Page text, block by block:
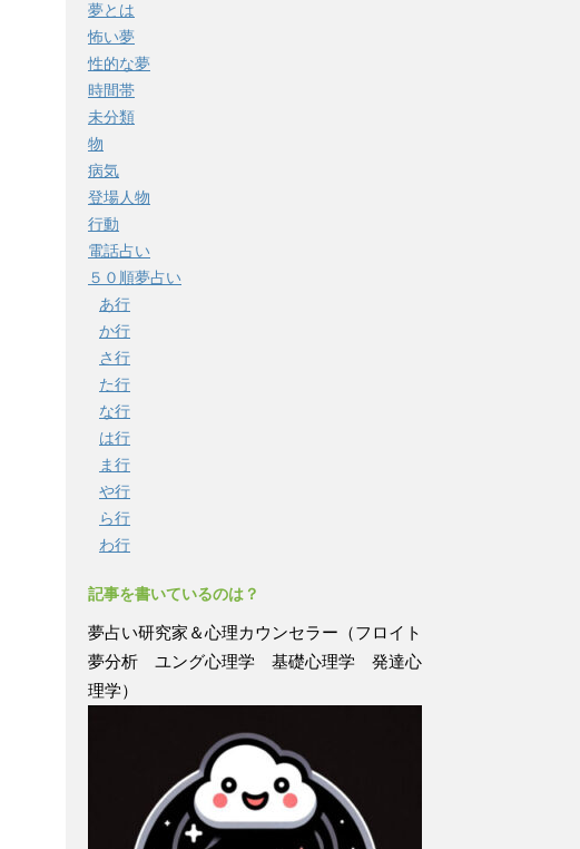
夢とは
怖い夢
性的な夢
時間帯
未分類
物
病気
登場人物
行動
電話占い
５０順夢占い
あ行
か行
さ行
た行
な行
は行
ま行
や行
ら行
わ行
記事を書いているのは？
夢占い研究家＆心理カウンセラー（フロイト
夢分析 ユング心理学 基礎心理学 発達心
理学）